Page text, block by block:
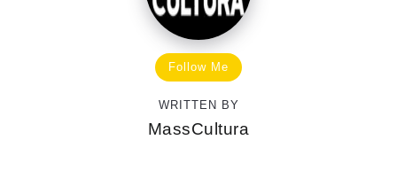
Follow Me
WRITTEN BY
MassCultura